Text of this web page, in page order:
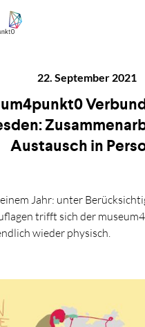
22. September 2021
Austausch in
Jahr: unter
trifft sich der
wieder physisch.